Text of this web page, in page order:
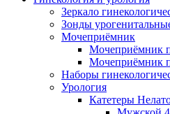
Зеркало
Зонды
Мочеприёмник
Мочеприёмник
Мочеприёмник
Наборы
Урология
Катетеры